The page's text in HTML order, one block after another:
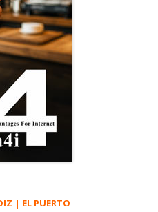
| EL PUERTO